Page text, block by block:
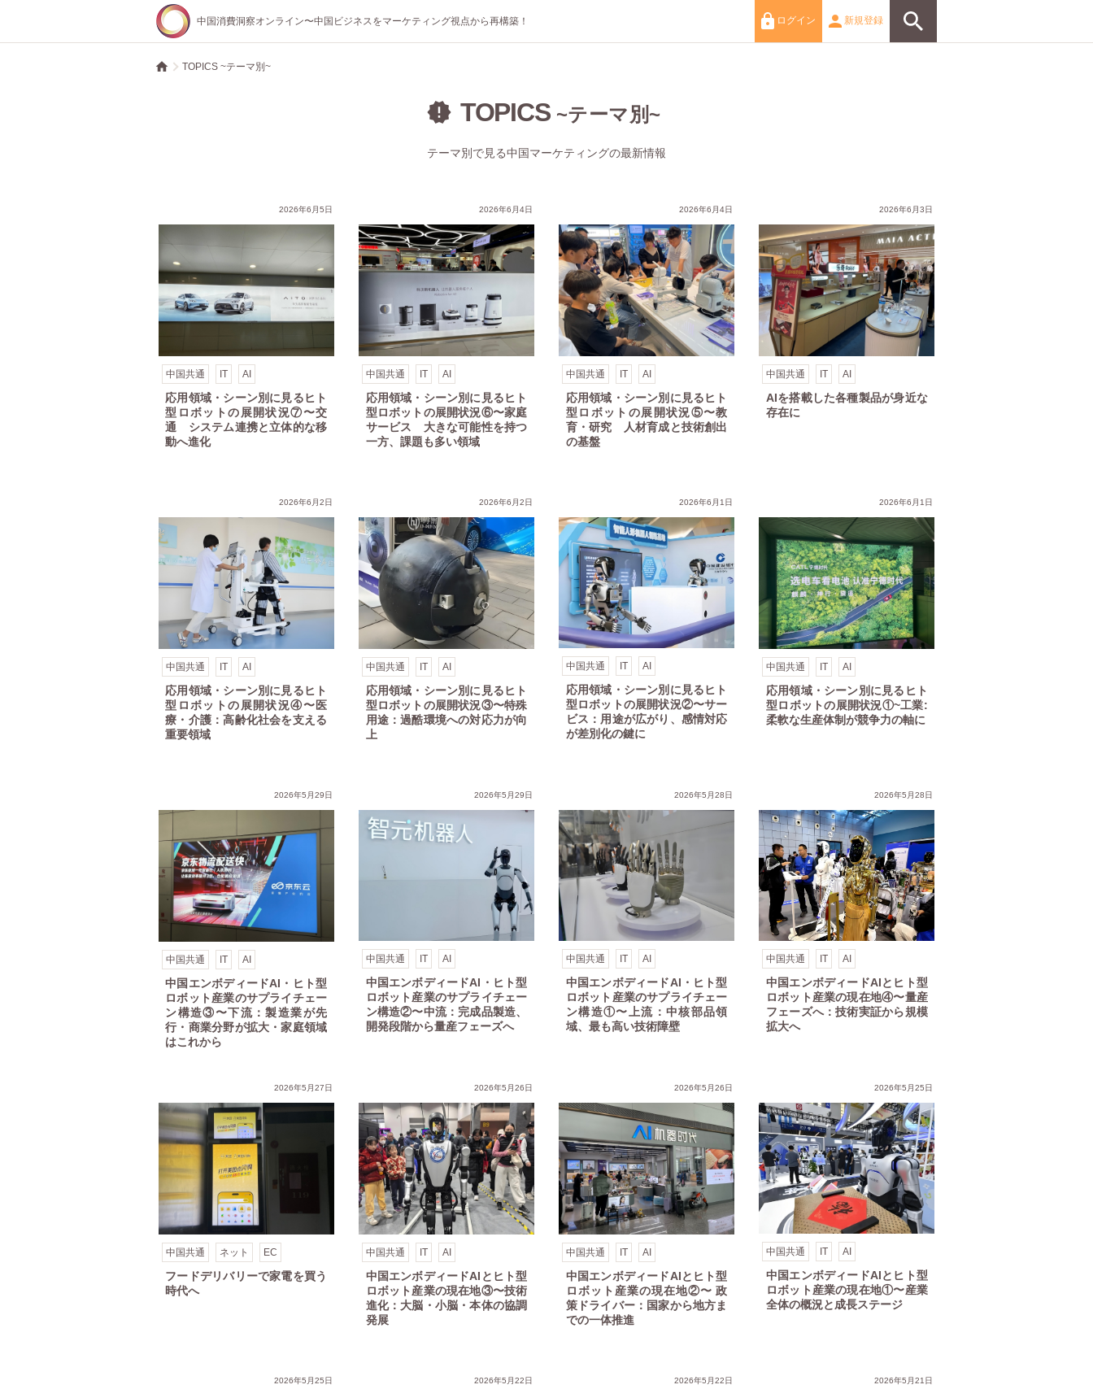
中国消費洞察オンライン〜中国ビジネスをマーケティング視点から再構築！ 新規登録
ログイン
TOPICS ~テーマ別~
TOPICS~テーマ別~
テーマ別で見る中国マーケティングの最新情報
2026年6月5日
中国共通 IT AI
応用領域・シーン別に見るヒト
型ロボットの展開状況⑦〜交
通 システム連携と立体的な移
動へ進化
2026年6月4日
中国共通 IT AI
応用領域・シーン別に見るヒト
型ロボットの展開状況⑥〜家庭
サービス 大きな可能性を持つ
一方、課題も多い領域
2026年6月4日
中国共通 IT AI
応用領域・シーン別に見るヒト
型ロボットの展開状況⑤〜教
育・研究 人材育成と技術創出
の基盤
2026年6月3日
中国共通 IT AI
AIを搭載した各種製品が身近な
存在に
2026年6月2日
中国共通 IT AI
応用領域・シーン別に見るヒト
型ロボットの展開状況④〜医
療・介護：高齢化社会を支える
重要領域
2026年6月2日
中国共通 IT AI
応用領域・シーン別に見るヒト
型ロボットの展開状況③〜特殊
用途：過酷環境への対応力が向
上
2026年6月1日
中国共通 IT AI
応用領域・シーン別に見るヒト
型ロボットの展開状況②〜サー
ビス：用途が広がり、感情対応
が差別化の鍵に
2026年6月1日
中国共通 IT AI
応用領域・シーン別に見るヒト
型ロボットの展開状況①~工業:
柔軟な生産体制が競争力の軸に
2026年5月29日
中国共通 IT AI
中国エンボディードAI・ヒト型
ロボット産業のサプライチェー
ン構造③〜下流：製造業が先
行・商業分野が拡大・家庭領域
はこれから
2026年5月29日
中国共通 IT AI
中国エンボディードAI・ヒト型
ロボット産業のサプライチェー
ン構造②〜中流：完成品製造、
開発段階から量産フェーズへ
2026年5月28日
中国共通 IT AI
中国エンボディードAI・ヒト型
ロボット産業のサプライチェー
ン構造①〜上流：中核部品領
域、最も高い技術障壁
2026年5月28日
中国共通 IT AI
中国エンボディードAIとヒト型
ロボット産業の現在地④〜量産
フェーズへ：技術実証から規模
拡大へ
2026年5月27日
中国共通 ネット EC
フードデリバリーで家電を買う
時代へ
2026年5月26日
中国共通 IT AI
中国エンボディードAIとヒト型
ロボット産業の現在地③〜技術
進化：大脳・小脳・本体の協調
発展
2026年5月26日
中国共通 IT AI
中国エンボディードAIとヒト型
ロボット産業の現在地②〜 政
策ドライバー：国家から地方ま
での一体推進
2026年5月25日
中国共通 IT AI
中国エンボディードAIとヒト型
ロボット産業の現在地①〜産業
全体の概況と成長ステージ
2026年5月25日 2026年5月22日
2026年5月22日
2026年5月21日